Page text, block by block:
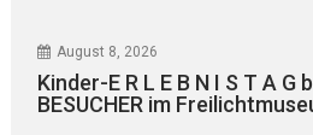
August 8, 2026
Kinder-E R L E B N I S T A G
BESUCHER im